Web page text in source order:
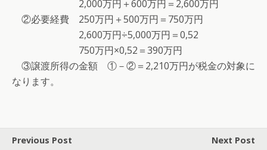
2,000万円＋600万円＝2,600万円
②必要経費 250万円＋500万円＝750万円
2,600万円÷5,000万円＝0,52
750万円×0,52＝390万円
③譲渡所得の金額 ①－②＝2,210万円が税金の対象に
なります。
Previous Post
Next Post